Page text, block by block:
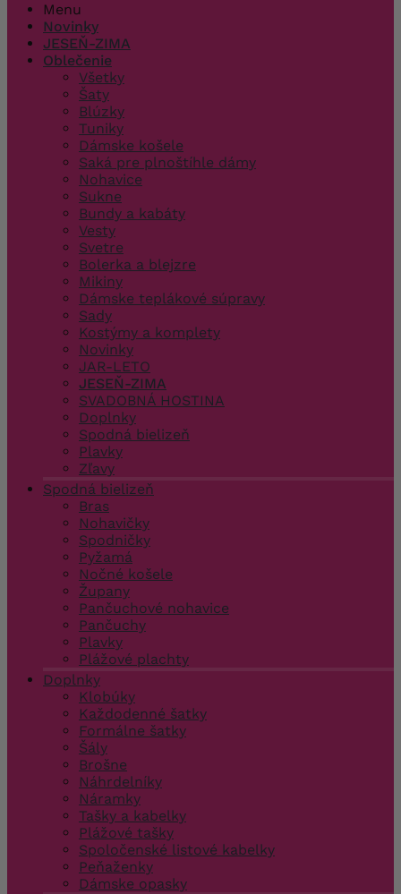
Menu
Novinky
JESEŇ-ZIMA
Oblečenie
Všetky
Šaty
Blúzky
Tuniky
Dámske košele
Saká pre plnoštíhle dámy
Nohavice
Sukne
Bundy a kabáty
Vesty
Svetre
Bolerka a blejzre
Mikiny
Dámske teplákové súpravy
Sady
Kostýmy a komplety
Novinky
JAR-LETO
JESEŇ-ZIMA
SVADOBNÁ HOSTINA
Doplnky
Spodná bielizeň
Plavky
Zľavy
Spodná bielizeň
Bras
Nohavičky
Spodničky
Pyžamá
Nočné košele
Župany
Pančuchové nohavice
Pančuchy
Plavky
Plážové plachty
Doplnky
Klobúky
Každodenné šatky
Formálne šatky
Šály
Brošne
Náhrdelníky
Náramky
Tašky a kabelky
Plážové tašky
Spoločenské listové kabelky
Peňaženky
Dámske opasky